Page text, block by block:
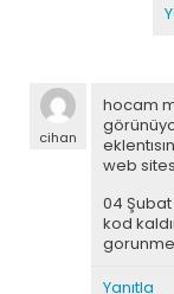
cihan
hocam
web
04 Şubat
kod
Yanıtla